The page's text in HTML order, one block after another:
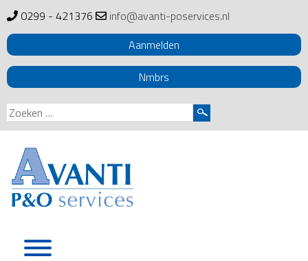
0299 - 421376
info@avanti-poservices.nl
Aanmelden
Nmbrs
Zoeken
naar: